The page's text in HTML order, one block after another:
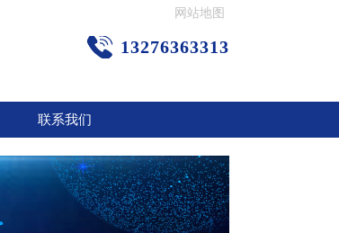
网站地图
13276363313
联系我们